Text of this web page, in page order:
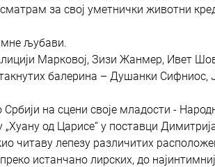
сматрам за свој уметнички животни
љубави.
Марковој, Зизи Жанмер, Ивет
балерина – Душанки Сифниос,
на сцени своје младости -
„Хуану од Царисе“ у поставци
читаву лепезу различитих
истанчано лирских, до